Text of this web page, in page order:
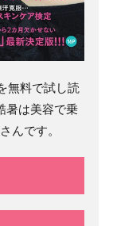
無料で試し読
暑は美容で乗
んです。